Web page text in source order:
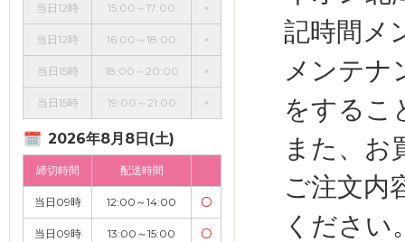
当日12時 15:00～17:00 ×
当日12時 16:00～18:00 ×
当日15時 18:00～20:00 ×
当日15時 19:00～21:00 ×
2026年8月8日(土)
締切時間 配送時間
当日09時 12:00～14:00 〇
当日09時 13:00～15:00 〇
記時間メ
メンテナ
をするこ
また、お
ご注文内
ください